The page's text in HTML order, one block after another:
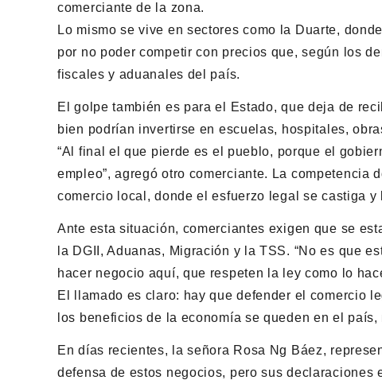
comerciante de la zona.
Lo mismo se vive en sectores como la Duarte,
por no poder competir con precios que, según los
fiscales y aduanales del país.
El golpe también es para el Estado, que deja de
bien podrían invertirse en escuelas, hospitales,
“Al final el que pierde es el pueblo, porque el
empleo”, agregó otro comerciante. La competencia
comercio local, donde el esfuerzo legal se castiga
Ante esta situación, comerciantes exigen que se
la DGII, Aduanas, Migración y la TSS. “No es que
hacer negocio aquí, que respeten la ley como lo
El llamado es claro: hay que defender el comercio
los beneficios de la economía se queden en el
En días recientes, la señora Rosa Ng Báez,
defensa de estos negocios, pero sus